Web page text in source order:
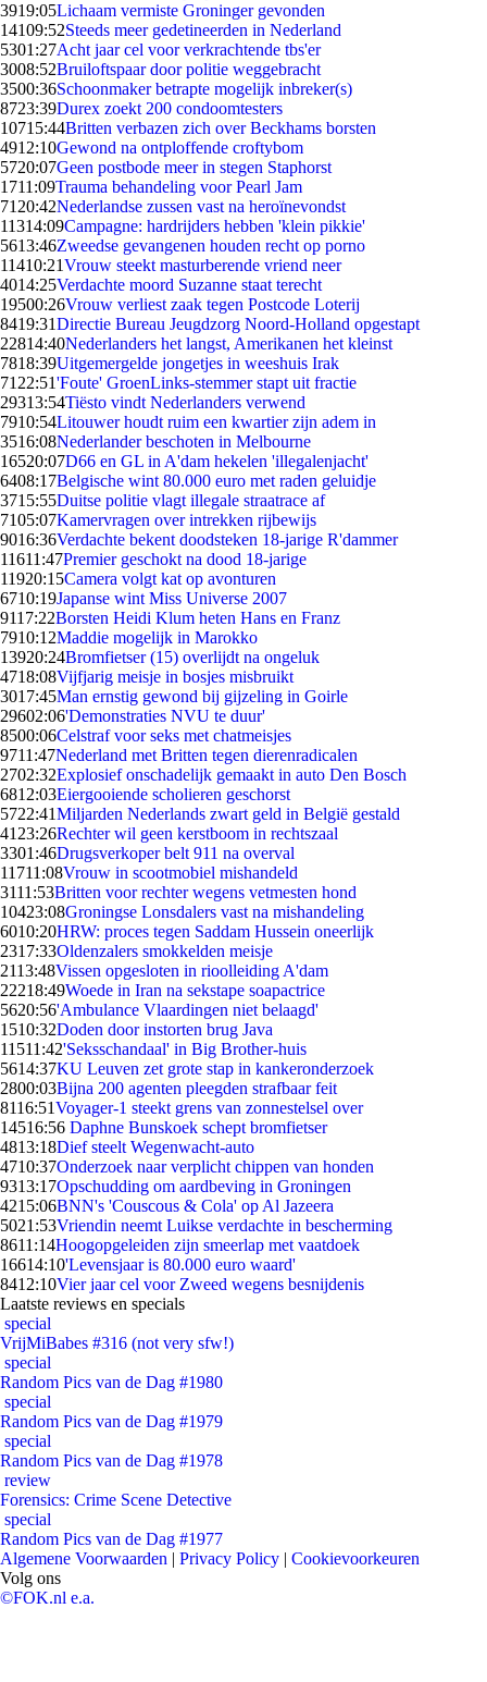
3919:05Lichaam vermiste Groninger gevonden
14109:52Steeds meer gedetineerden in Nederland
5301:27Acht jaar cel voor verkrachtende tbs'er
3008:52Bruiloftspaar door politie weggebracht
3500:36Schoonmaker betrapte mogelijk inbreker(s)
8723:39Durex zoekt 200 condoomtesters
10715:44Britten verbazen zich over Beckhams borsten
4912:10Gewond na ontploffende croftybom
5720:07Geen postbode meer in stegen Staphorst
1711:09Trauma behandeling voor Pearl Jam
71 20:42Nederlandse zussen vast na heroïnevondst
11314:09Campagne: hardrijders hebben 'klein pikkie'
5613:46Zweedse gevangenen houden recht op porno
11410:21Vrouw steekt masturberende vriend neer
4014:25Verdachte moord Suzanne staat terecht
19500:26Vrouw verliest zaak tegen Postcode Loterij
8419:31Directie Bureau Jeugdzorg Noord-Holland opgestapt
22814:40Nederlanders het langst, Amerikanen het kleinst
7818:39Uitgemergelde jongetjes in weeshuis Irak
71 22:51'Foute' GroenLinks-stemmer stapt uit fractie
29313:54Tiësto vindt Nederlanders verwend
7910:54Litouwer houdt ruim een kwartier zijn adem in
3516:08Nederlander beschoten in Melbourne
16520:07D66 en GL in A'dam hekelen 'illegalenjacht'
6408:17Belgische wint 80.000 euro met raden geluidje
3715:55Duitse politie vlagt illegale straatrace af
7105:07Kamervragen over intrekken rijbewijs
9016:36Verdachte bekent doodsteken 18-jarige R'dammer
11611:47Premier geschokt na dood 18-jarige
11920:15Camera volgt kat op avonturen
6710:19Japanse wint Miss Universe 2007
9117:22Borsten Heidi Klum heten Hans en Franz
7910:12Maddie mogelijk in Marokko
13920:24Bromfietser (15) overlijdt na ongeluk
4718:08Vijfjarig meisje in bosjes misbruikt
3017:45Man ernstig gewond bij gijzeling in Goirle
29602:06'Demonstraties NVU te duur'
8500:06Celstraf voor seks met chatmeisjes
9711:47Nederland met Britten tegen dierenradicalen
2702:32Explosief onschadelijk gemaakt in auto Den Bosch
6812:03Eiergooiende scholieren geschorst
5722:41Miljarden Nederlands zwart geld in België gestald
41 23:26Rechter wil geen kerstboom in rechtszaal
3301:46Drugsverkoper belt 911 na overval
11711:08Vrouw in scootmobiel mishandeld
3111:53Britten voor rechter wegens vetmesten hond
10423:08Groningse Lonsdalers vast na mishandeling
6010:20HRW: proces tegen Saddam Hussein oneerlijk
2317:33Oldenzalers smokkelden meisje
2113:48Vissen opgesloten in rioolleiding A'dam
22218:49Woede in Iran na sekstape soapactrice
5620:56'Ambulance Vlaardingen niet belaagd'
1510:32Doden door instorten brug Java
11511:42'Seksschandaal' in Big Brother-huis
5614:37KU Leuven zet grote stap in kankeronderzoek
2800:03Bijna 200 agenten pleegden strafbaar feit
8116:51Voyager-1 steekt grens van zonnestelsel over
14516:56 Daphne Bunskoek schept bromfietser
4813:18Dief steelt Wegenwacht-auto
4710:37Onderzoek naar verplicht chippen van honden
9313:17Opschudding om aardbeving in Groningen
4215:06BNN's 'Couscous & Cola' op Al Jazeera
5021:53Vriendin neemt Luikse verdachte in bescherming
8611:14Hoogopgeleiden zijn smeerlap met vaatdoek
16614:10'Levensjaar is 80.000 euro waard'
8412:10Vier jaar cel voor Zweed wegens besnijdenis
Laatste reviews en specials
special
VrijMiBabes #316 (not very sfw!)
special
Random Pics van de Dag #1980
special
Random Pics van de Dag #1979
special
Random Pics van de Dag #1978
review
Forensics: Crime Scene Detective
special
Random Pics van de Dag #1977
Algemene Voorwaarden | Privacy Policy | Cookievoorkeuren
Volg ons
©FOK.nl e.a.